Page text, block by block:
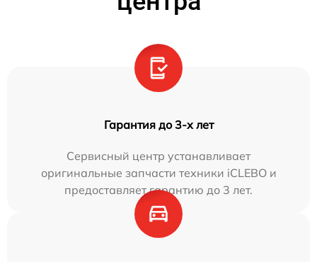
Гарантия до 3-х лет
Сервисный центр устанавливает
оригинальные запчасти техники iCLEBO и
предоставляет гарантию до 3 лет.